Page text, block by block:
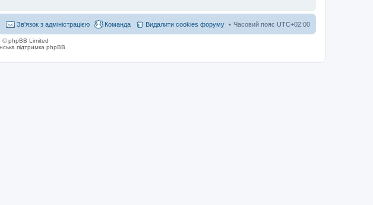
Часовий пояс UTC+02:00
Видалити cookies форуму
Команда
Зв'язок з адміністрацією
© phpBB Limited
підтримка phpBB